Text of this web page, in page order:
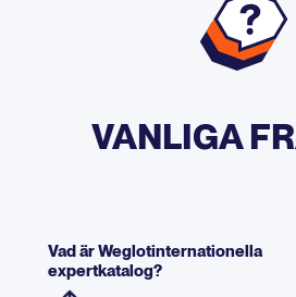
VANLIGA
Vad är Weglotinternationella
expertkatalog?